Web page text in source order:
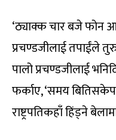
‘ठ्याक्क चार बजे फोन
प्रचण्डजीलाई तपाईंले
पालो प्रचण्डजीलाई
फर्काए, ‘समय
राष्ट्रपतिकहाँ हिंड्ने